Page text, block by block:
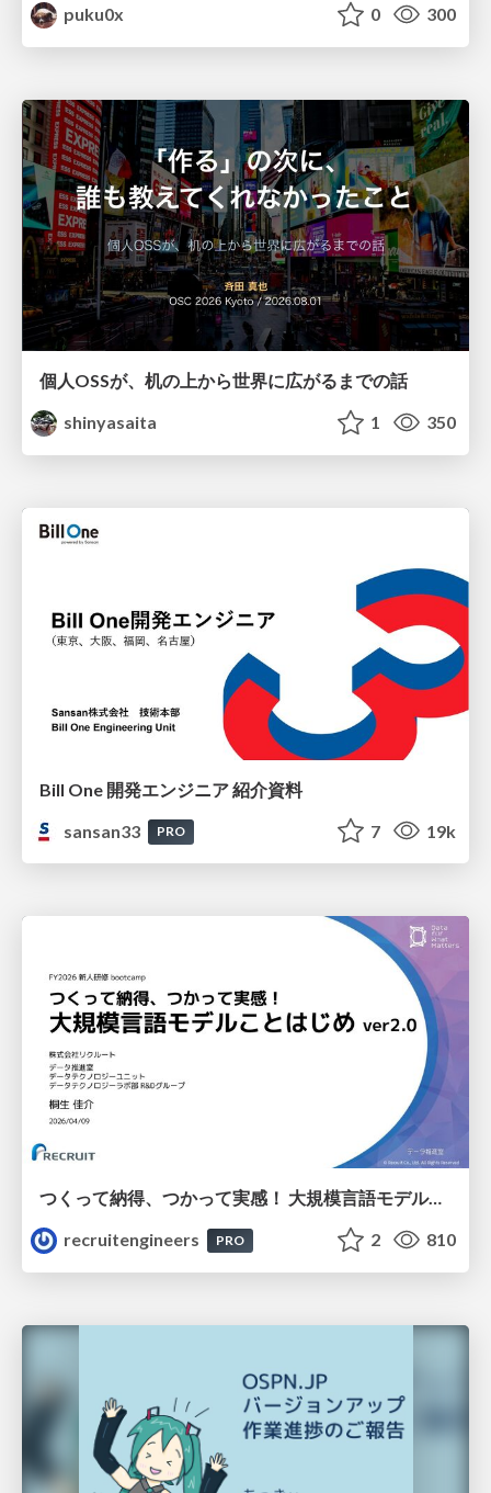
puku0x
0 300
個人OSSが、机の上から世界に広がるまでの話
shinyasaita
1 350
Bill One 開発エンジニア 紹介資料
sansan33
PRO 7 19k
つくって納得、つかって実感！ 大規模言語モデルことはじめ ver2.0
recruitengineers
PRO 2 810